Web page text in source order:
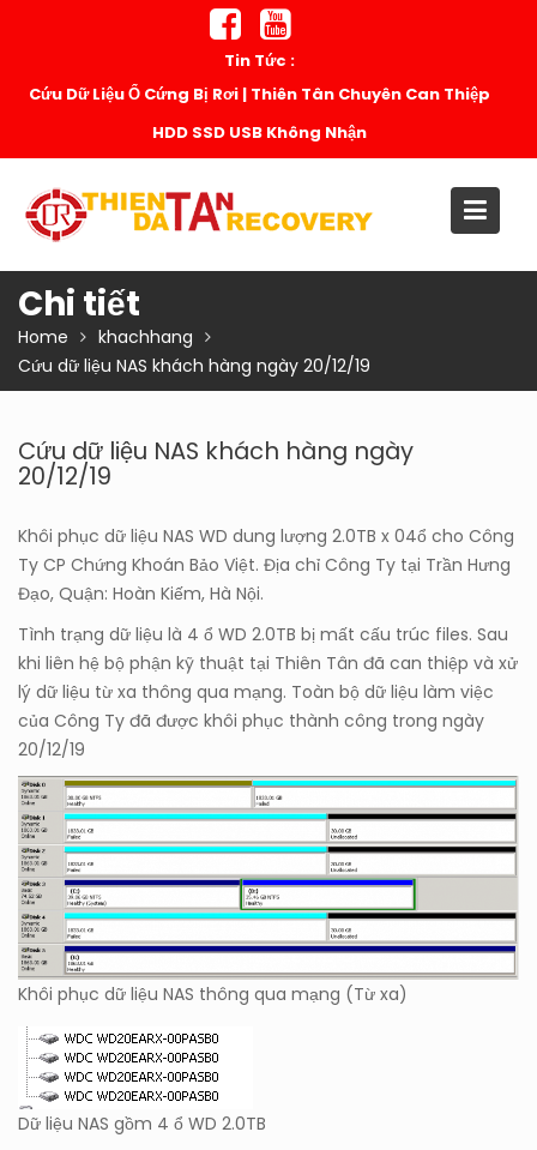
Tin Tức :
Cứu Dữ Liệu Ổ Cứng Bị Rơi | Thiên Tân Chuyên Can Thiệp
HDD SSD USB Không Nhận
Chi tiết
Home
khachhang
Cứu dữ liệu NAS khách hàng ngày 20/12/19
Cứu dữ liệu NAS khách hàng ngày
20/12/19
Khôi phục dữ liệu NAS WD dung lượng 2.0TB x 04ổ cho Công
Ty CP Chứng Khoán Bảo Việt. Địa chỉ Công Ty tại Trần Hưng
Đạo, Quận: Hoàn Kiếm, Hà Nội.
Tình trạng dữ liệu là 4 ổ WD 2.0TB bị mất cấu trúc files. Sau
khi liên hệ bộ phận kỹ thuật tại Thiên Tân đã can thiệp và xử
lý dữ liệu từ xa thông qua mạng. Toàn bộ dữ liệu làm việc
của Công Ty đã được khôi phục thành công trong ngày
20/12/19
Khôi phục dữ liệu NAS thông qua mạng (Từ xa)
Dữ liệu NAS gồm 4 ổ WD 2.0TB